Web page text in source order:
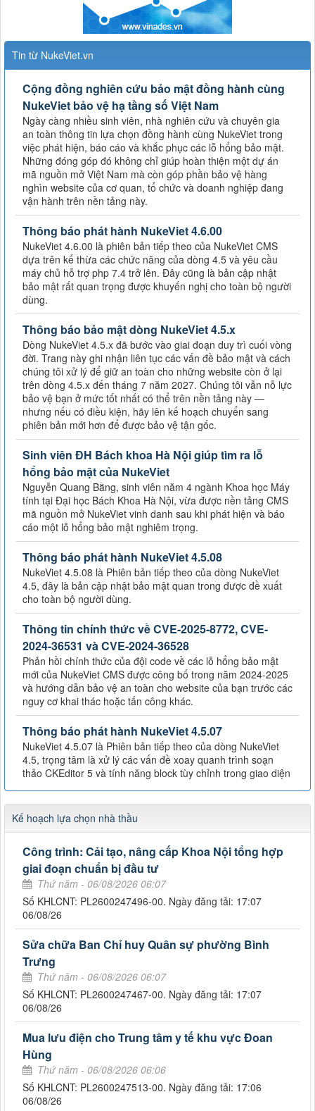
Tin từ NukeViet.vn
Cộng đồng nghiên cứu bảo mật đồng hành cùng
NukeViet bảo vệ hạ tầng số Việt Nam
Ngày càng nhiều sinh viên, nhà nghiên cứu và chuyên gia
an toàn thông tin lựa chọn đồng hành cùng NukeViet trong
việc phát hiện, báo cáo và khắc phục các lỗ hổng bảo mật.
Những đóng góp đó không chỉ giúp hoàn thiện một dự án
mã nguồn mở Việt Nam mà còn góp phần bảo vệ hàng
nghìn website của cơ quan, tổ chức và doanh nghiệp đang
vận hành trên nền tảng này.
Thông báo phát hành NukeViet 4.6.00
NukeViet 4.6.00 là phiên bản tiếp theo của NukeViet CMS
dựa trên kế thừa các chức năng của dòng 4.5 và yêu cầu
máy chủ hỗ trợ php 7.4 trở lên. Đây cũng là bản cập nhật
bảo mật rất quan trọng được khuyến nghị cho toàn bộ người
dùng.
Thông báo bảo mật dòng NukeViet 4.5.x
Dòng NukeViet 4.5.x đã bước vào giai đoạn duy trì cuối vòng
đời. Trang này ghi nhận liên tục các vấn đề bảo mật và cách
chúng tôi xử lý để giữ an toàn cho những website còn ở lại
trên dòng 4.5.x đến tháng 7 năm 2027. Chúng tôi vẫn nỗ lực
bảo vệ bạn ở mức tốt nhất có thể trên nền tảng này —
nhưng nếu có điều kiện, hãy lên kế hoạch chuyển sang
phiên bản mới hơn để được bảo vệ tận gốc.
Sinh viên ĐH Bách khoa Hà Nội giúp tìm ra lỗ
hổng bảo mật của NukeViet
Nguyễn Quang Bằng, sinh viên năm 4 ngành Khoa học Máy
tính tại Đại học Bách Khoa Hà Nội, vừa được nền tảng CMS
mã nguồn mở NukeViet vinh danh sau khi phát hiện và báo
cáo một lỗ hổng bảo mật nghiêm trọng.
Thông báo phát hành NukeViet 4.5.08
NukeViet 4.5.08 là Phiên bản tiếp theo của dòng NukeViet
4.5, đây là bản cập nhật bảo mật quan trong được đề xuất
cho toàn bộ người dùng.
Thông tin chính thức về CVE-2025-8772, CVE-
2024-36531 và CVE-2024-36528
Phản hồi chính thức của đội code về các lỗ hổng bảo mật
mới của NukeViet CMS được công bố trong năm 2024-2025
và hướng dẫn bảo vệ an toàn cho website của bạn trước các
nguy cơ khai thác hoặc tấn công khác.
Thông báo phát hành NukeViet 4.5.07
NukeViet 4.5.07 là Phiên bản tiếp theo của dòng NukeViet
4.5, trọng tâm là xử lý các vấn đề xoay quanh trình soạn
thảo CKEditor 5 và tính năng block tùy chỉnh trong giao diện
Kế hoạch lựa chọn nhà thầu
Công trình: Cải tạo, nâng cấp Khoa Nội tổng hợp
giai đoạn chuẩn bị đầu tư
Thứ năm - 06/08/2026 06:07
Số KHLCNT: PL2600247496-00. Ngày đăng tải: 17:07
06/08/26
Sửa chữa Ban Chỉ huy Quân sự phường Bình
Trưng
Thứ năm - 06/08/2026 06:07
Số KHLCNT: PL2600247467-00. Ngày đăng tải: 17:07
06/08/26
Mua lưu điện cho Trung tâm y tế khu vực Đoan
Hùng
Thứ năm - 06/08/2026 06:06
Số KHLCNT: PL2600247513-00. Ngày đăng tải: 17:06
06/08/26